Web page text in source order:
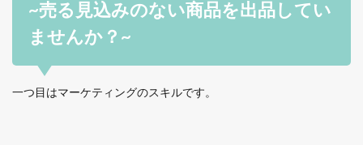
~売る見込みのない商品を出品してい
ませんか？~
一つ目はマーケティングのスキルです。